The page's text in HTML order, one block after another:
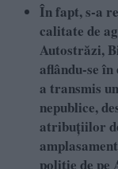
În fapt, s-a
calitate de
Autostrăzi,
aflându-se
a transmis
nepublice,
atribuţiilor
poliţie de pe